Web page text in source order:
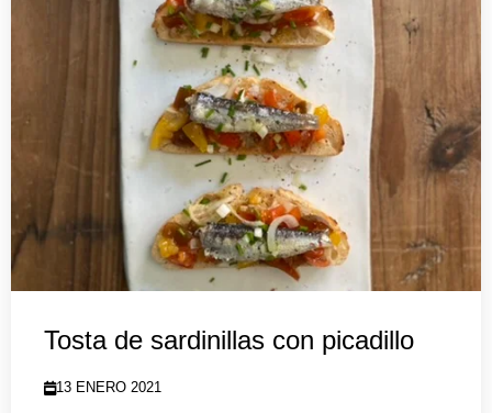
Tosta de sardinillas con picadillo
13 ENERO 2021